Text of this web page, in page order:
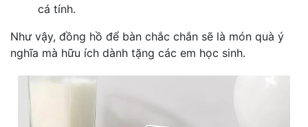
cá tính.
Như vậy, đồng hồ để bàn chắc chắn sẽ là món quà ý
nghĩa mà hữu ích dành tặng các em học sinh.